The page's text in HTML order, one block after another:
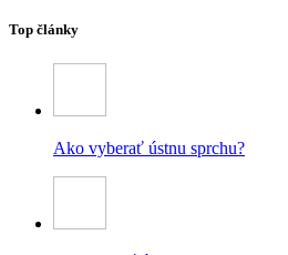
Top články
Ako vyberať ústnu sprchu?